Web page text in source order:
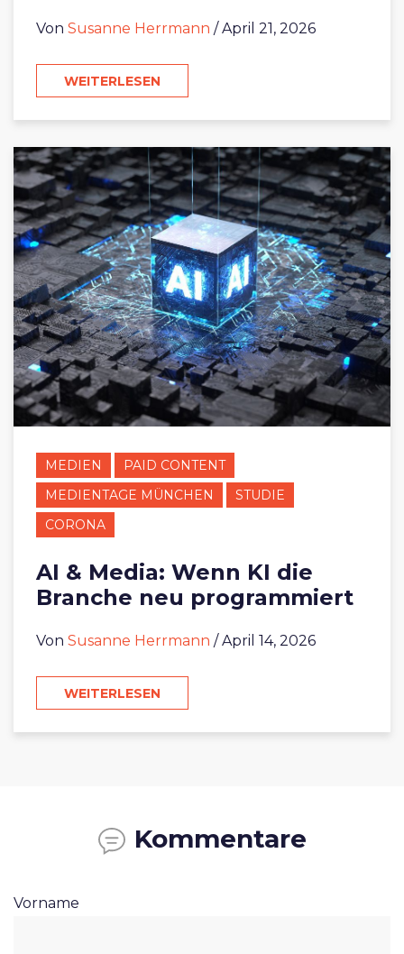
Von Susanne Herrmann / April 21, 2026
WEITERLESEN
MEDIEN
PAID CONTENT
MEDIENTAGE MÜNCHEN
STUDIE
CORONA
AI & Media: Wenn KI die
Branche neu programmiert
Von Susanne Herrmann / April 14, 2026
WEITERLESEN
Kommentare
Vorname